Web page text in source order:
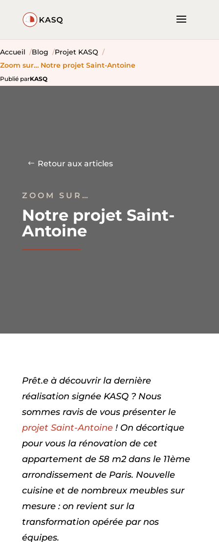
Accueil Blog
Projet KASQ
Zoom sur… Notre projet Saint-Antoine
Publié parKASQ
Retour aux articles
ZOOM SUR…
Notre projet Saint-
Antoine
Prêt.e à découvrir la dernière
réalisation signée KASQ ? Nous
sommes ravis de vous présenter le
projet Saint-Antoine! On décortique
pour vous la rénovation de cet
appartement de 58 m2 dans le 11ème
arrondissement de Paris. Nouvelle
cuisine et de nombreux meubles sur
mesure : on revient sur la
transformation opérée par nos
équipes.